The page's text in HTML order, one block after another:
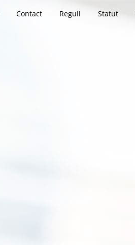
Contact Reguli Statut